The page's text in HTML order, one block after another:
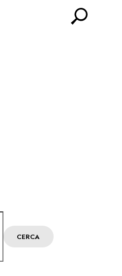
CERCA